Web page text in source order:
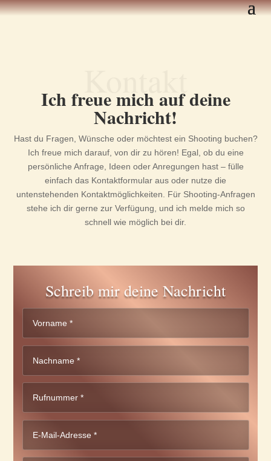
Ich freue mich auf deine
Nachricht!
Hast du Fragen, Wünsche oder möchtest ein Shooting buchen?
Ich freue mich darauf, von dir zu hören! Egal, ob du eine
persönliche Anfrage, Ideen oder Anregungen hast – fülle
einfach das Kontaktformular aus oder nutze die
untenstehenden Kontaktmöglichkeiten. Für Shooting-Anfragen
stehe ich dir gerne zur Verfügung, und ich melde mich so
schnell wie möglich bei dir.
Schreib mir deine Nachricht